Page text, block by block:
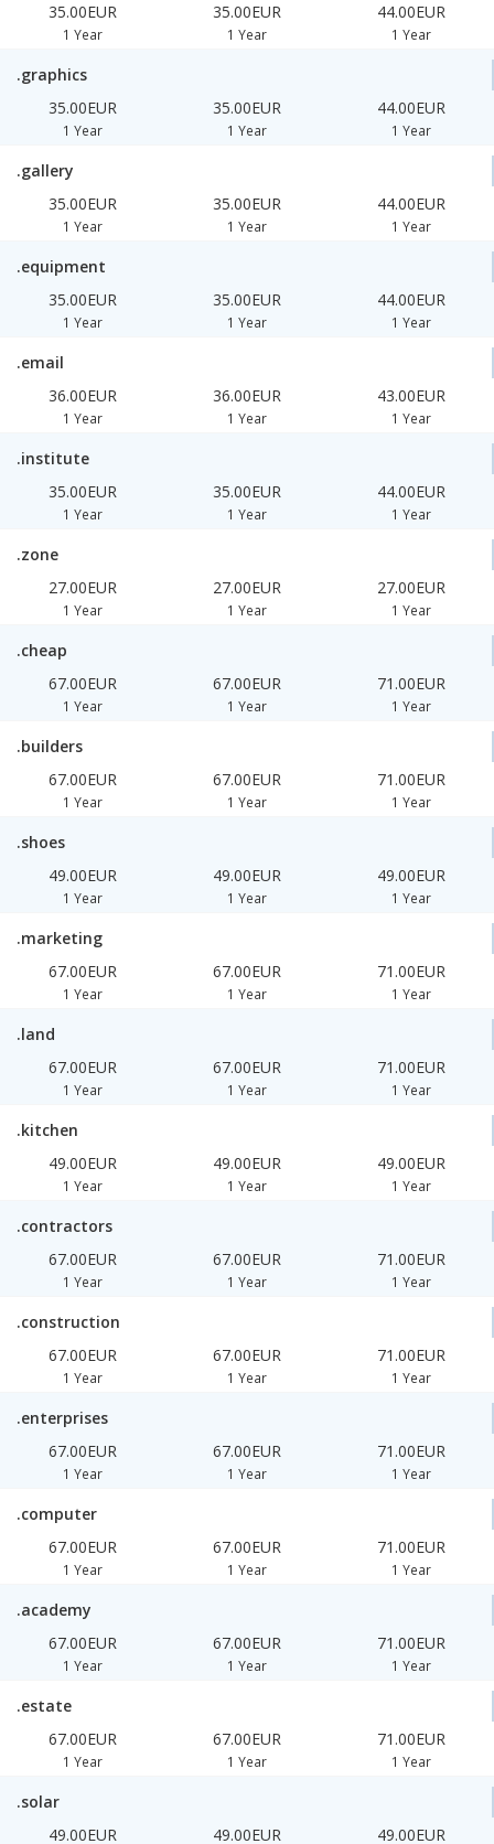
35.00EUR
1 Year
35.00EUR
1 Year
44.00EUR
1 Year
.graphics
35.00EUR
1 Year
35.00EUR
1 Year
44.00EUR
1 Year
.gallery
35.00EUR
1 Year
35.00EUR
1 Year
44.00EUR
1 Year
.equipment
35.00EUR
1 Year
35.00EUR
1 Year
44.00EUR
1 Year
.email
36.00EUR
1 Year
36.00EUR
1 Year
43.00EUR
1 Year
.institute
35.00EUR
1 Year
35.00EUR
1 Year
44.00EUR
1 Year
.zone
27.00EUR
1 Year
27.00EUR
1 Year
27.00EUR
1 Year
.cheap
67.00EUR
1 Year
67.00EUR
1 Year
71.00EUR
1 Year
.builders
67.00EUR
1 Year
67.00EUR
1 Year
71.00EUR
1 Year
.shoes
49.00EUR
1 Year
49.00EUR
1 Year
49.00EUR
1 Year
.marketing
67.00EUR
1 Year
67.00EUR
1 Year
71.00EUR
1 Year
.land
67.00EUR
1 Year
67.00EUR
1 Year
71.00EUR
1 Year
.kitchen
49.00EUR
1 Year
49.00EUR
1 Year
49.00EUR
1 Year
.contractors
67.00EUR
1 Year
67.00EUR
1 Year
71.00EUR
1 Year
.construction
67.00EUR
1 Year
67.00EUR
1 Year
71.00EUR
1 Year
.enterprises
67.00EUR
1 Year
67.00EUR
1 Year
71.00EUR
1 Year
.computer
67.00EUR
1 Year
67.00EUR
1 Year
71.00EUR
1 Year
.academy
67.00EUR
1 Year
67.00EUR
1 Year
71.00EUR
1 Year
.estate
67.00EUR
1 Year
67.00EUR
1 Year
71.00EUR
1 Year
.solar
49.00EUR
49.00EUR 49.00EUR